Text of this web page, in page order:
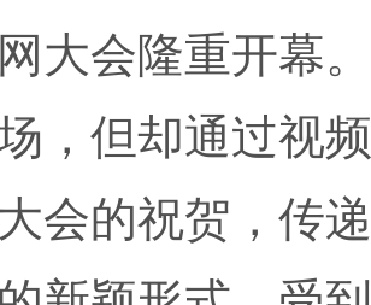
大会隆重开幕
，但却通过视
会的祝贺，传